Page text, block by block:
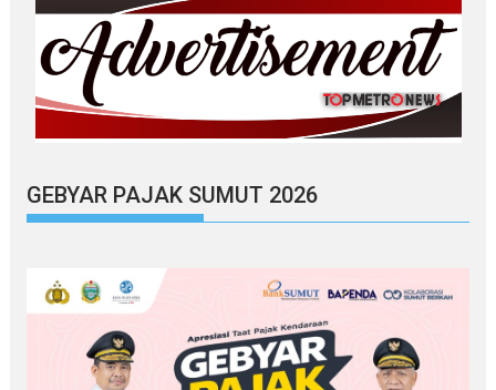
GEBYAR PAJAK SUMUT 2026